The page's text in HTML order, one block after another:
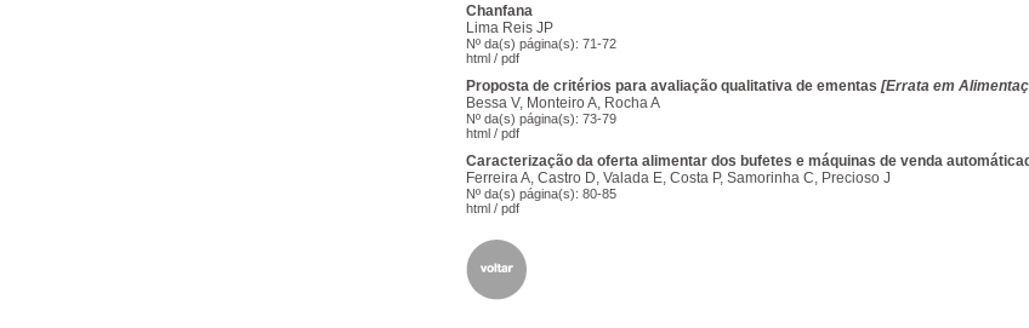
Chanfana
Lima Reis JP
Nº da(s) página(s): 71-72
html / pdf
Proposta de critérios para avaliação qualitativa de ementas [Errata em
Bessa V, Monteiro A, Rocha A
Nº da(s) página(s): 73-79
html / pdf
Caracterização da oferta alimentar dos bufetes e máquinas de venda
Ferreira A, Castro D, Valada E, Costa P, Samorinha C, Precioso J
Nº da(s) página(s): 80-85
html / pdf